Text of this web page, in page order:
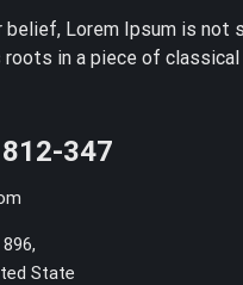
belief, Lorem Ipsum is not
in a piece of
347
State